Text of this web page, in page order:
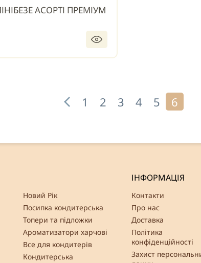
АСОРТІ ПРЕМІУМ
1 2 3 4 5 6
Новий Рік
Посипка кондитерська
Топери та підложки
Ароматизатори харчові
Все для кондитерів
Кондитерська
ІНФОРМАЦІЯ
Контакти
Про нас
Доставка
Політика
конфіденційності
Захист